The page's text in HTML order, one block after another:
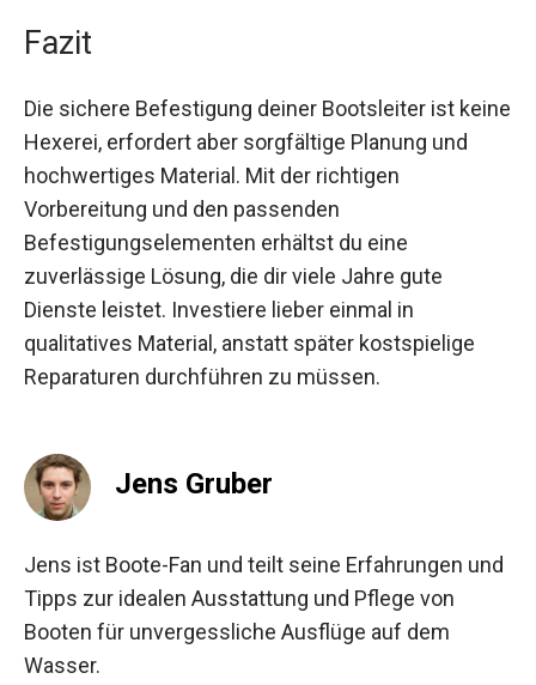
Fazit
Die sichere Befestigung deiner Bootsleiter ist keine
Hexerei, erfordert aber sorgfältige Planung und
hochwertiges Material. Mit der richtigen
Vorbereitung und den passenden
Befestigungselementen erhältst du eine
zuverlässige Lösung, die dir viele Jahre gute
Dienste leistet. Investiere lieber einmal in
qualitatives Material, anstatt später kostspielige
Reparaturen durchführen zu müssen.
Jens Gruber
Jens ist Boote-Fan und teilt seine Erfahrungen und
Tipps zur idealen Ausstattung und Pflege von
Booten für unvergessliche Ausflüge auf dem
Wasser.